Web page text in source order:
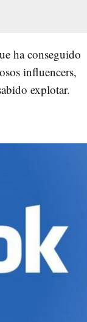
ha conseguido
influencers,
explotar.